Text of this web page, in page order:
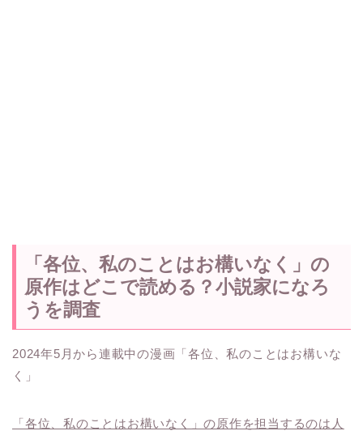
「各位、私のことはお構いなく」の
原作はどこで読める？小説家になろ
うを調査
2024年5月から連載中の漫画「各位、私のことはお構いな
く」
「各位、私のことはお構いなく」の原作を担当するのは人